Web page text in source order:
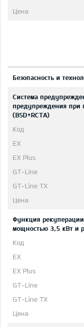
Безопасность и
Система
предупреждения при
(BSD+RCTA)
Функция
мощностью 3,5 кВт и